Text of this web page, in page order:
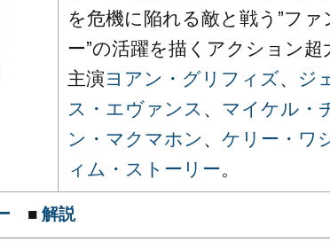
を危機に陥れる敵と戦う”フ
ー”の活躍を描くアクション超
主演ヨアン・グリフィズ、 ジ
ス・エヴァンス 、 マイケル・
ン・マクマホン 、 ケリー・ワ
ィム・ストーリー。
■ 解説